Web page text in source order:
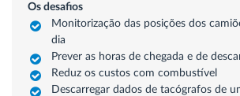
Os desafios
Monitorização das posições dos
dia
Prever as horas de chegada e de
Reduz os custos com combustível
Descarregar dados de tacógrafos de